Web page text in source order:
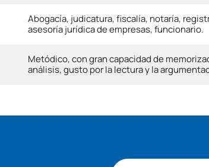
Abogacía, judicatura, fiscalía, notaría,
asesoría jurídica de empresas, funcionario.
Metódico, con gran capacidad de
análisis, gusto por la lectura y la